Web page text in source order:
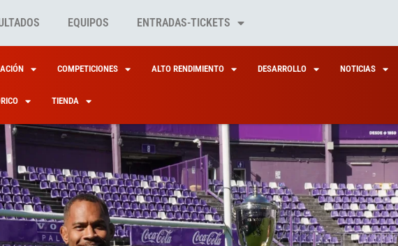
EQUIPOS ENTRADAS-TICKETS
COMPETICIONES ALTO RENDIMIENTO DESARROLLO NOTICIAS
TIENDA